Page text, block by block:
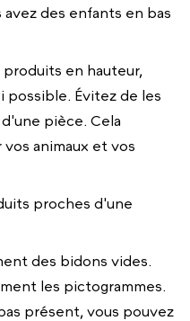
des enfants en bas
en hauteur,
possible. Évitez de les
pièce. Cela
animaux et vos
proches d'une
des bidons vides.
les pictogrammes.
présent, vous pouvez